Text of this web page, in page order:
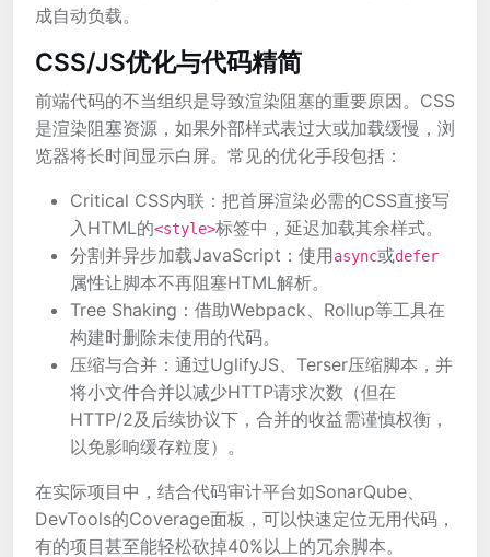
成自动负载。
CSS/JS优化与代码精简
前端代码的不当组织是导致渲染阻塞的重要原因。CSS
是渲染阻塞资源，如果外部样式表过大或加载缓慢，浏
览器将长时间显示白屏。常见的优化手段包括：
Critical CSS内联：把首屏渲染必需的CSS直接写
入HTML的<style>标签中，延迟加载其余样式。
分割并异步加载JavaScript：使用async或defer
属性让脚本不再阻塞HTML解析。
Tree Shaking：借助Webpack、Rollup等工具在
构建时删除未使用的代码。
压缩与合并：通过UglifyJS、Terser压缩脚本，并
将小文件合并以减少HTTP请求次数（但在
HTTP/2及后续协议下，合并的收益需谨慎权衡，
以免影响缓存粒度）。
在实际项目中，结合代码审计平台如SonarQube、
DevTools的Coverage面板，可以快速定位无用代码，
有的项目甚至能轻松砍掉40%以上的冗余脚本。